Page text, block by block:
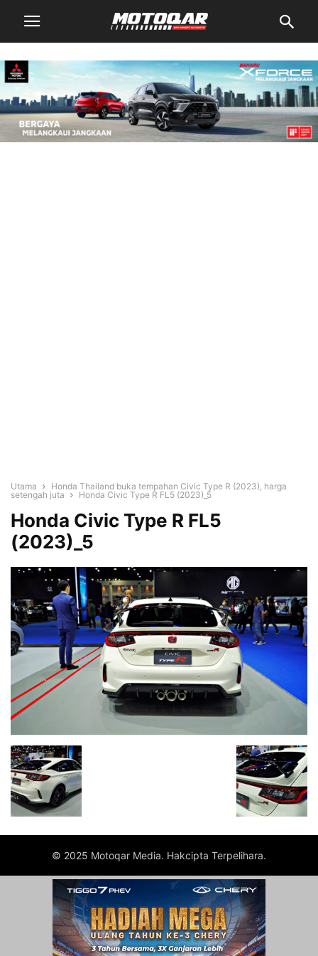
Utama
Honda Thailand buka tempahan Civic Type R (2023), harga
setengah juta
Honda Civic Type R FL5 (2023)_5
Honda Civic Type R FL5
(2023)_5
© 2025 Motoqar Media. Hakcipta Terpelihara.